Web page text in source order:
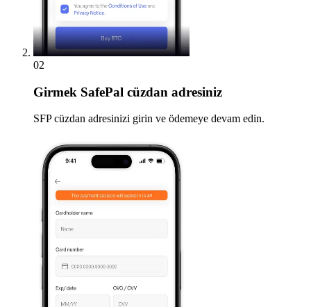
02
Girmek SafePal cüzdan adresiniz
SFP cüzdan adresinizi girin ve ödemeye devam edin.